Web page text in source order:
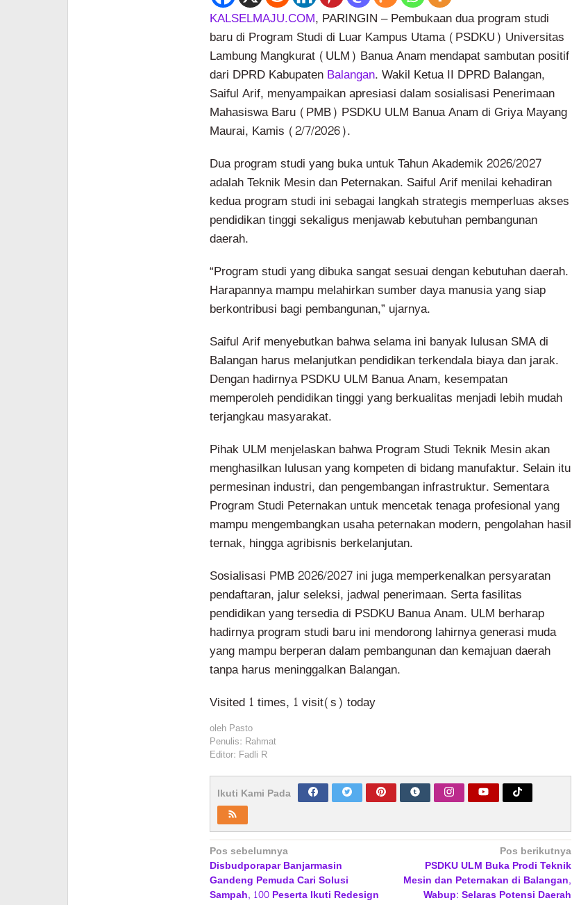
KALSELMAJU.COM, PARINGIN – Pembukaan dua program studi
baru di Program Studi di Luar Kampus Utama (PSDKU) Universitas
Lambung Mangkurat (ULM) Banua Anam mendapat sambutan positif
dari DPRD KabupatenBalangan. Wakil Ketua II DPRD Balangan,
Saiful Arif, menyampaikan apresiasi dalam sosialisasi Penerimaan
Mahasiswa Baru (PMB) PSDKU ULM Banua Anam di Griya Mayang
Maurai, Kamis (2/7/2026).
Dua program studi yang buka untuk Tahun Akademik 2026/2027
adalah Teknik Mesin dan Peternakan. Saiful Arif menilai kehadiran
kedua program studi ini sebagai langkah strategis memperluas akses
pendidikan tinggi sekaligus menjawab kebutuhan pembangunan
daerah.
“Program studi yang dibuka sangat sesuai dengan kebutuhan daerah.
Harapannya mampu melahirkan sumber daya manusia yang siap
berkontribusi bagi pembangunan,” ujarnya.
Saiful Arif menyebutkan bahwa selama ini banyak lulusan SMA di
Balangan harus melanjutkan pendidikan terkendala biaya dan jarak.
Dengan hadirnya PSDKU ULM Banua Anam, kesempatan
memperoleh pendidikan tinggi yang berkualitas menjadi lebih mudah
terjangkau masyarakat.
Pihak ULM menjelaskan bahwa Program Studi Teknik Mesin akan
menghasilkan lulusan yang kompeten di bidang manufaktur. Selain itu
permesinan industri, dan pengembangan infrastruktur. Sementara
Program Studi Peternakan untuk mencetak tenaga profesional yang
mampu mengembangkan usaha peternakan modern, pengolahan hasil
ternak, hingga agribisnis berkelanjutan.
Sosialisasi PMB 2026/2027 ini juga memperkenalkan persyaratan
pendaftaran, jalur seleksi, jadwal penerimaan. Serta fasilitas
pendidikan yang tersedia di PSDKU Banua Anam. ULM berharap
hadirnya program studi baru ini mendorong lahirnya generasi muda
yang mampu berperan dalam pembangunan dan kemajuan daerah
tanpa harus meninggalkan Balangan.
Visited 1 times, 1 visit(s) today
oleh Pasto
Penulis: Rahmat
Editor: Fadli R
Ikuti Kami Pada
Navigasi
pos
Pos sebelumnya
Disbudporapar Banjarmasin
Gandeng Pemuda Cari Solusi
Sampah, 100 Peserta Ikuti Redesign
Pos berikutnya
PSDKU ULM Buka Prodi Teknik
Mesin dan Peternakan di Balangan,
Wabup: Selaras Potensi Daerah